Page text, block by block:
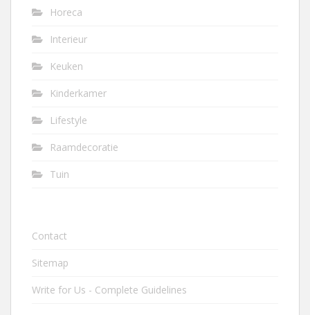
Horeca
Interieur
Keuken
Kinderkamer
Lifestyle
Raamdecoratie
Tuin
Contact
Sitemap
Write for Us - Complete Guidelines